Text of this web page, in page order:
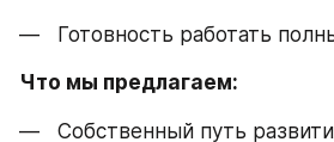
—   Готовность работать
Что мы предлагаем:
—   Собственный путь